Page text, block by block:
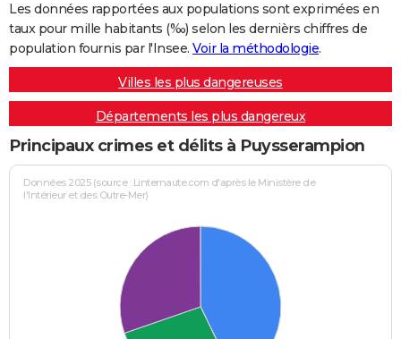
Les données rapportées aux populations sont exprimées en
taux pour mille habitants (‰) selon les dernièrs chiffres de
population fournis par l'Insee. Voir la méthodologie.
Villes les plus dangereuses
Départements les plus dangereux
Principaux crimes et délits à Puysserampion
Données 2025 (source : Linternaute.com d'après le Ministère de
l'Intérieur et des Outre-Mer)